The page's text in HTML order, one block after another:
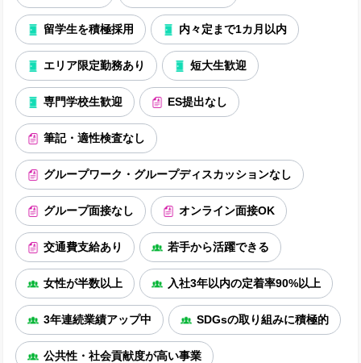
留学生を積極採用 内々定まで1カ月以内
エリア限定勤務あり 短大生歓迎
専門学校生歓迎 ES提出なし
筆記・適性検査なし
グループワーク・グループディスカッションなし
グループ面接なし オンライン面接OK
交通費支給あり 若手から活躍できる
女性が半数以上 入社3年以内の定着率90%以上
3年連続業績アップ中 SDGsの取り組みに積極的
公共性・社会貢献度が高い事業